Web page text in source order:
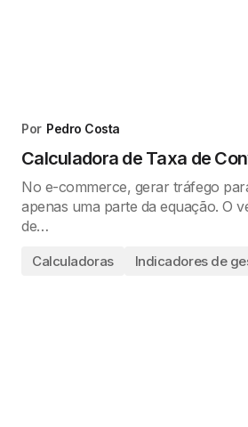
Por Pedro Costa
Calculadora de Taxa de
No e-commerce, gerar tráfego
apenas uma parte da equação. O
de…
Calculadoras Indicadores de